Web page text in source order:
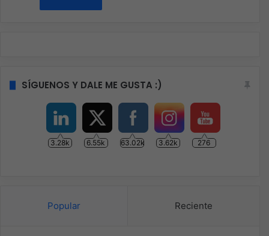
SÍGUENOS Y DALE ME GUSTA :)
3.28k 6.55k 63.02k 3.62k 276
Popular Reciente